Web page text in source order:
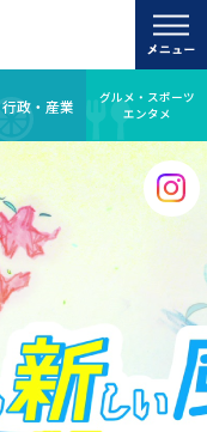
行政・産業
グルメ・スポーツ
エンタメ